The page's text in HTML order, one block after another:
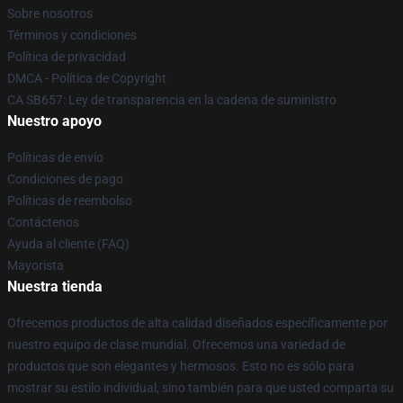
Sobre nosotros
Términos y condiciones
Política de privacidad
DMCA - Política de Copyright
CA SB657: Ley de transparencia en la cadena de suministro
Nuestro apoyo
Políticas de envío
Condiciones de pago
Políticas de reembolso
Contáctenos
Ayuda al cliente (FAQ)
Mayorista
Nuestra tienda
Ofrecemos productos de alta calidad diseñados específicamente por
nuestro equipo de clase mundial. Ofrecemos una variedad de
productos que son elegantes y hermosos. Esto no es sólo para
mostrar su estilo individual, sino también para que usted comparta su